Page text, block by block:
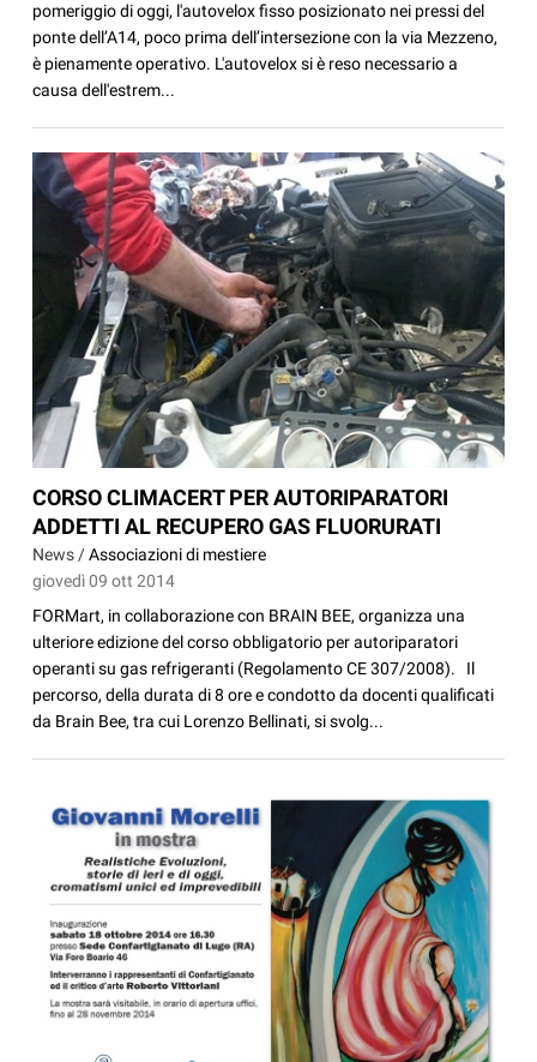
pomeriggio di oggi, l'autovelox fisso posizionato nei pressi del
ponte dell’A14, poco prima dell’intersezione con la via Mezzeno,
è pienamente operativo. L'autovelox si è reso necessario a
causa dell'estrem...
CORSO CLIMACERT PER AUTORIPARATORI
ADDETTI AL RECUPERO GAS FLUORURATI
News /Associazioni di mestiere
giovedì 09 ott 2014
FORMart, in collaborazione con BRAIN BEE, organizza una
ulteriore edizione del corso obbligatorio per autoriparatori
operanti su gas refrigeranti (Regolamento CE 307/2008). Il
percorso, della durata di 8 ore e condotto da docenti qualificati
da Brain Bee, tra cui Lorenzo Bellinati, si svolg...